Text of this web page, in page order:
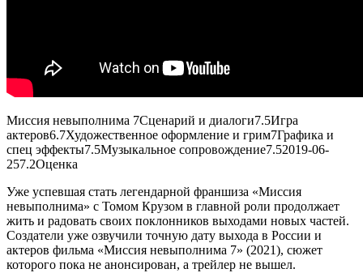
Миссия невыполнима 7Сценарий и диалоги7.5Игра
актеров6.7Художественное оформление и грим7Графика и
спец эффекты7.5Музыкальное сопровождение7.52019-06-
257.2Оценка
Уже успевшая стать легендарной франшиза «Миссия
невыполнима» с Томом Крузом в главной роли продолжает
жить и радовать своих поклонников выходами новых частей.
Создатели уже озвучили точную дату выхода в России и
актеров фильма «Миссия невыполнима 7» (2021), сюжет
которого пока не анонсирован, а трейлер не вышел.